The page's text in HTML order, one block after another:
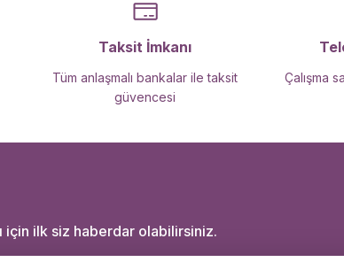
Taksit İmkanı
Tüm anlaşmalı bankalar ile taksit
güvencesi
Çalışma
için ilk siz haberdar olabilirsiniz.